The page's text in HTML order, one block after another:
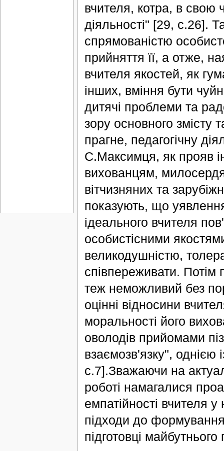
вчителя, котра, в свою
діяльності" [29, с.26].
спрямованістю
прийняття її, а отже,
вчителя якостей, як
інших, вміння бути
дитячі проблеми та
зору основного змісту
прагне, педагогічну
С.Максимця, як прояв
вихованцям,
вітчизняних та
показують, що уявлення
ідеального вчителя
особистісними
великодушністю,
співпереживати. Потім
теж неможливий без
оцінні відносини
моральності його
оволодів прийомами
взаємозв'язку", однією
с.7].Зважаючи на
роботі намагалися
емпатійності вчителя у
підходи до формування
підготовці